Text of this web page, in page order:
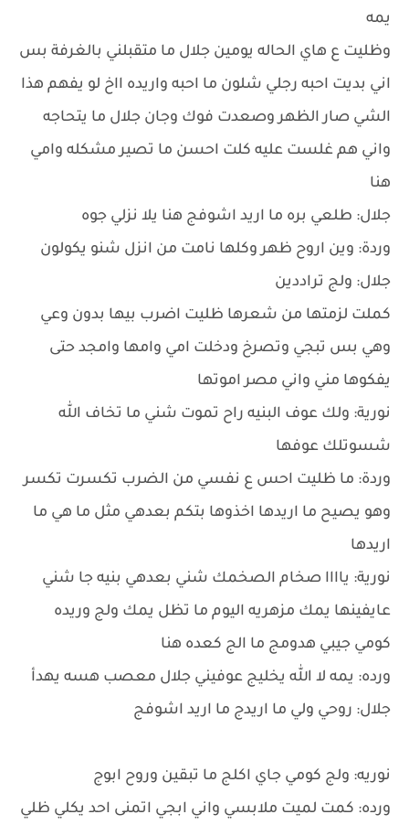
يمه
وظليت ع هاي الحاله يومين جلال ما متقبلني بالغرفة بس
اني بديت احبه رجلي شلون ما احبه واريده ااخ لو يفهم هذا
الشي صار الظهر وصعدت فوك وجان جلال ما يتحاجه
واني هم غلست عليه كلت احسن ما تصير مشكله وامي
هنا
جلال: طلعي بره ما اريد اشوفج هنا يلا نزلي جوه
وردة: وين اروح ظهر وكلها نامت من انزل شنو يكولون
جلال: ولج تراددين
كملت لزمتها من شعرها ظليت اضرب بيها بدون وعي
وهي بس تبجي وتصرخ ودخلت امي وامها وامجد حتى
يفكوها مني واني مصر اموتها
نورية: ولك عوف البنيه راح تموت شني ما تخاف الله
شسوتلك عوفها
وردة: ما ظليت احس ع نفسي من الضرب تكسرت تكسر
وهو يصيح ما اريدها اخذوها بتكم بعدهي مثل ما هي ما
اريدها
نورية: ياااا صخام الصخمك شني بعدهي بنيه جا شني
عايفينها يمك مزهريه اليوم ما تظل يمك ولج وريده
كومي جيبي هدومج ما الج كعده هنا
ورده: يمه لا الله يخليج عوفيني جلال معصب هسه يهدأ
جلال: روحي ولي ما اريدج ما اريد اشوفج
نوريه: ولج كومي جاي اكلج ما تبقين وروح ابوج
ورده: كمت لميت ملابسي واني ابجي اتمنى احد يكلي ظلي